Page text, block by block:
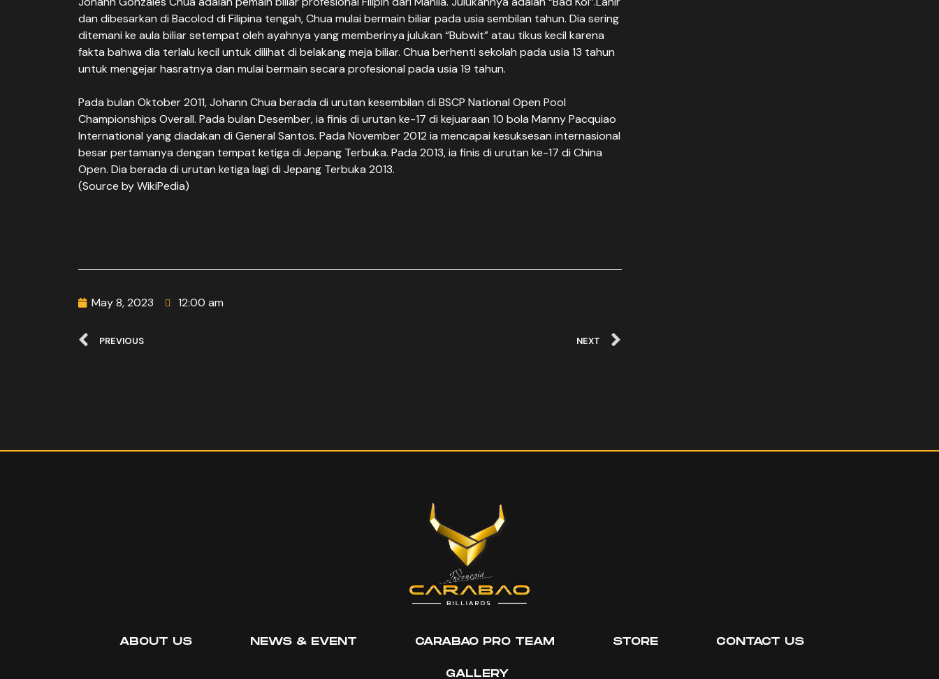
dan dibesarkan di Bacolod di Filipina tengah, Chua mulai bermain biliar pada usia sembilan tahun. Dia sering
ditemani ke aula biliar setempat oleh ayahnya yang memberinya julukan “Bubwit” atau tikus kecil karena
fakta bahwa dia terlalu kecil untuk dilihat di belakang meja biliar. Chua berhenti sekolah pada usia 13 tahun
untuk mengejar hasratnya dan mulai bermain secara profesional pada usia 19 tahun.
Pada bulan Oktober 2011, Johann Chua berada di urutan kesembilan di BSCP National Open Pool
Championships Overall. Pada bulan Desember, ia finis di urutan ke-17 di kejuaraan 10 bola Manny Pacquiao
International yang diadakan di General Santos. Pada November 2012 ia mencapai kesuksesan internasional
besar pertamanya dengan tempat ketiga di Jepang Terbuka. Pada 2013, ia finis di urutan ke-17 di China
Open. Dia berada di urutan ketiga lagi di Jepang Terbuka 2013.
(Source by WikiPedia)
May 8, 2023 12:00 am
PREVIOUS NEXT
ABOUT US NEWS & EVENT CARABAO PRO TEAM STORE CONTACT US
GALLERY